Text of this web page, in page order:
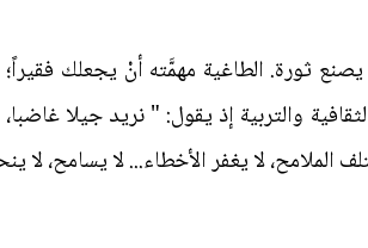
يصنع ثورة. الطاغية مهمَّته أنْ يجعلك
والتربية إذ يقول: " نريد جيلا
الملامح، لا يغفر الأخطاء... لا يسامح، لا